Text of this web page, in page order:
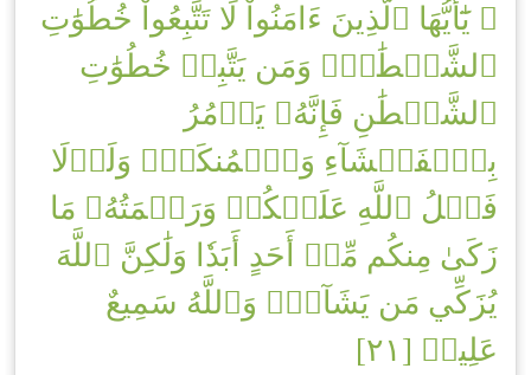
۞ يَٰٓأَيُّهَا ٱلَّذِينَ ءَامَنُواْ لَا تَتَّبِعُواْ خُطُوَٰتِ
ٱلشَّيۡطَٰنِۚ وَمَن يَتَّبِعۡ خُطُوَٰتِ
ٱلشَّيۡطَٰنِ فَإِنَّهُۥ يَأۡمُرُ
بِٱلۡفَحۡشَآءِ وَٱلۡمُنكَرِۚ وَلَوۡلَا
فَضۡلُ ٱللَّهِ عَلَيۡكُمۡ وَرَحۡمَتُهُۥ مَا
زَكَىٰ مِنكُم مِّنۡ أَحَدٍ أَبَدٗا وَلَٰكِنَّ ٱللَّهَ
يُزَكِّي مَن يَشَآءُۗ وَٱللَّهُ سَمِيعٌ
عَلِيمٞ [٢١]